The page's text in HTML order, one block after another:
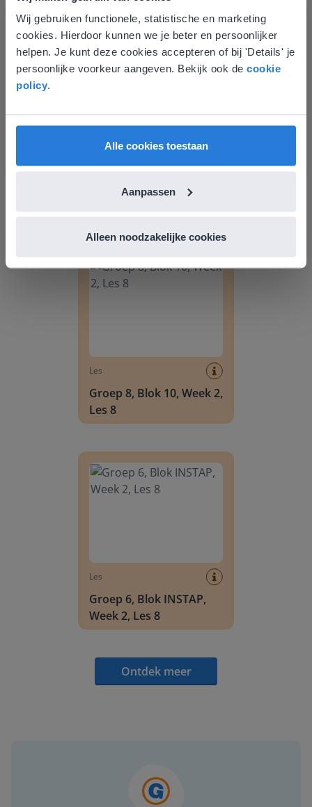
Wij gebruiken functionele, statistische en marketing
cookies. Hierdoor kunnen we je beter en persoonlijker
helpen. Je kunt deze cookies accepteren of bij 'Details' je
persoonlijke voorkeur aangeven. Bekijk ook de cookie
policy.
Alle cookies toestaan
Aanpassen
Alleen noodzakelijke cookies
Groep 8, Blok 10, Week 2, Les 6
Les
Groep 8, Blok 10, Week 2,
Groep 8, Blok 10, Week 2, Les 8
Les
Groep 8, Blok 10, Week 2,
Les 8
Les
Groep 6, Blok INSTAP,
Week 2, Les 8
Ontdek meer
Deze website komt niet
overeen met je locatie
Gezien je locatie, denken we dat je misschien
liever naar de website voor English gaat. Hier
English
Nederland